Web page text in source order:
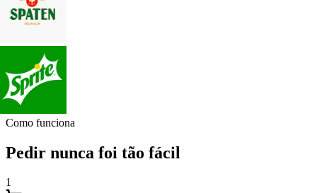
Como funciona
Pedir nunca foi tão fácil
1